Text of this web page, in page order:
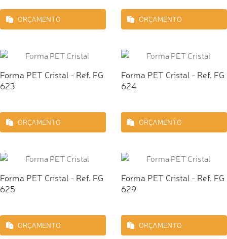
ORÇAMENTO ORÇAMENTO
Forma PET Cristal - Ref. FG
623
ORÇAMENTO
Forma PET Cristal - Ref. FG
624
ORÇAMENTO
Forma PET Cristal - Ref. FG
625
ORÇAMENTO
Forma PET Cristal - Ref. FG
629
ORÇAMENTO